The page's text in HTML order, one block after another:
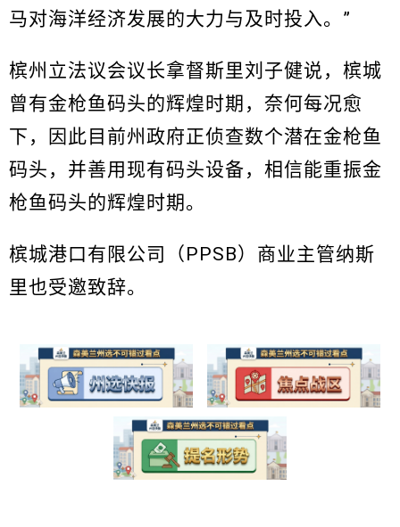
马对海洋经济发展的大力与及时投入。”
槟州立法议会议长拿督斯里刘子健说，槟城
曾有金枪鱼码头的辉煌时期，奈何每况愈
下，因此目前州政府正侦查数个潜在金枪鱼
码头，并善用现有码头设备，相信能重振金
枪鱼码头的辉煌时期。
槟城港口有限公司（PPSB）商业主管纳斯
里也受邀致辞。